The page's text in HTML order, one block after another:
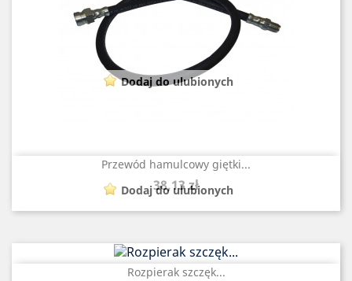
Przewód hamulcowy giętki...
Cena
38,13 zł
Rozpierak szczęk...
Dodaj do ulubionych
Dodaj do ulubionych